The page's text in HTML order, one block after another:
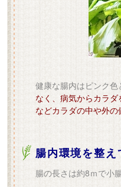
健康な腸内はピンク色
なく、病気からカラ
などカラダの中や外の
腸内環境を整え
腸の長さは約8ｍで小